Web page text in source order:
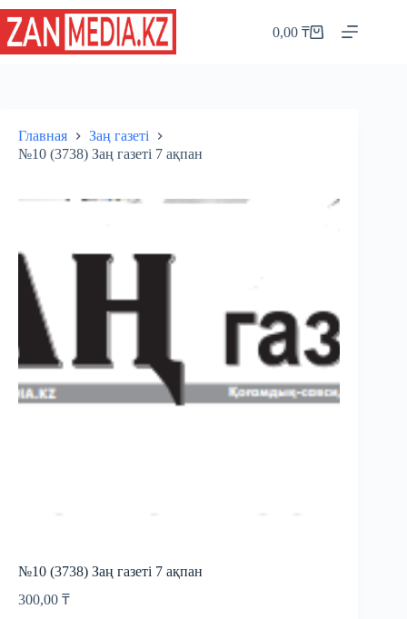
Перейти
сути
Корзина
0,00₸
Главная
Заң газеті
№10 (3738) Заң газеті 7 ақпан
№10 (3738) Заң газеті 7 ақпан
300,00 ₸